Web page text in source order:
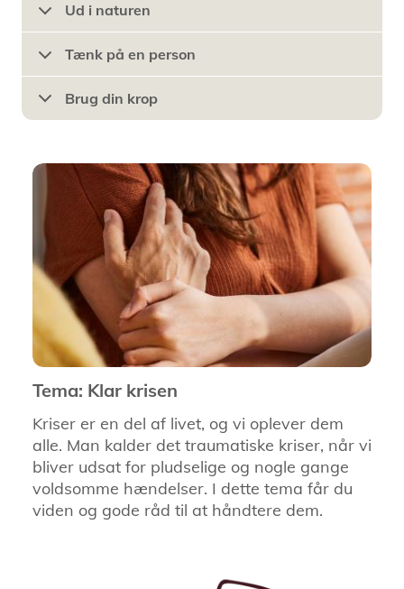
Ud i naturen
Tænk på en person
Brug din krop
Tema: Klar krisen
Kriser er en del af livet, og vi oplever dem
alle. Man kalder det traumatiske kriser, når vi
bliver udsat for pludselige og nogle gange
voldsomme hændelser. I dette tema får du
viden og gode råd til at håndtere dem.